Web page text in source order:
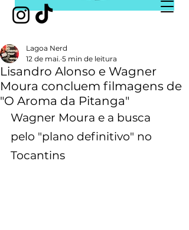
Lisandro Alonso e Wagner
Moura concluem filmagens de
"O Aroma da Pitanga"
Lagoa Nerd
12 de mai. 5 min de leitura
Wagner Moura e a busca
pelo "plano definitivo" no
Tocantins